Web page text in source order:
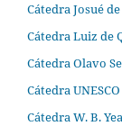
Cátedra Josué
Cátedra Luiz de
Cátedra Olavo
Cátedra
Cátedra W. B.